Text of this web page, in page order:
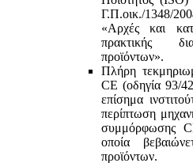
Γ.Π.οικ./1348/
«Αρχές και
πρακτικής
προϊόντων».
Πλήρη
CE (οδηγία 93/
επίσημα
περίπτωση
συμμόρφωσης
οποία
προϊόντων.